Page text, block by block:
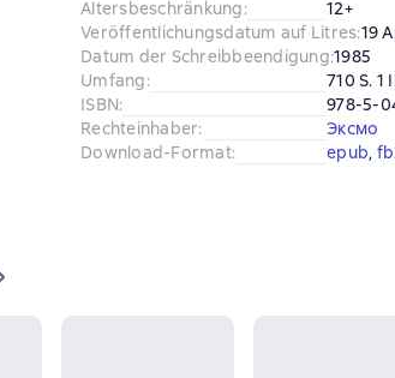
Altersbeschränkung:
12+
Veröffentlichungsdatum auf Litres:19
Datum der Schreibbeendigung:1985
Umfang:
710 S.
ISBN:
978-5-
Rechteinhaber:
Эксмо
Download-Format: epub,